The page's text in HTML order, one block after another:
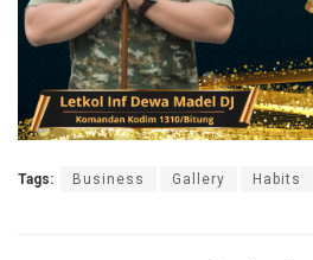
Tags: Business Gallery Habits